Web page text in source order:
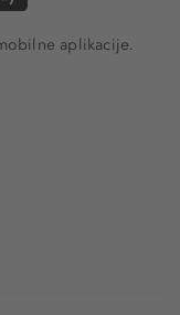
aplikacije.